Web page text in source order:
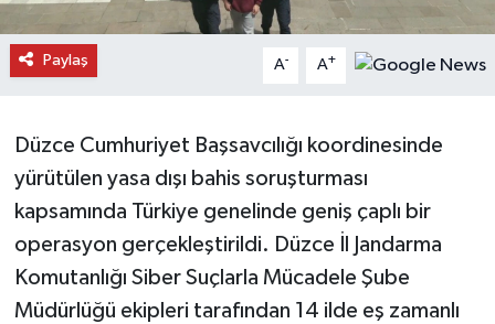
Paylaş A- A+
Düzce Cumhuriyet Başsavcılığı koordinesinde
yürütülen yasa dışı bahis soruşturması
kapsamında Türkiye genelinde geniş çaplı bir
operasyon gerçekleştirildi. Düzce İl Jandarma
Komutanlığı Siber Suçlarla Mücadele Şube
Müdürlüğü ekipleri tarafından 14 ilde eş zamanlı
Hanönü Haberleri
İhsangazi Haberleri
Küre Haberleri
Merkez Haberleri
Pınarbaşı Haberleri